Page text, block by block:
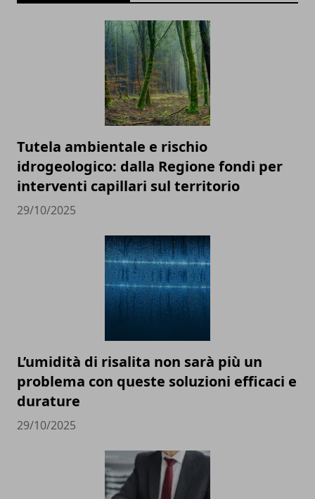
Tutela ambientale e rischio
idrogeologico: dalla Regione fondi per
interventi capillari sul territorio
29/10/2025
L’umidità di risalita non sarà più un
problema con queste soluzioni efficaci e
durature
29/10/2025